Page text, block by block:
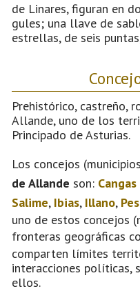
de Linares, figuran en
gules; una llave de
estrellas, de seis
Prehistórico, castreño,
Allande, uno de los
Principado de Asturias.
Los concejos
de Allande son:
Salime, Ibias, Illano,
uno de estos concejos
fronteras geográficas
comparten límites
interacciones políticas,
ellos.